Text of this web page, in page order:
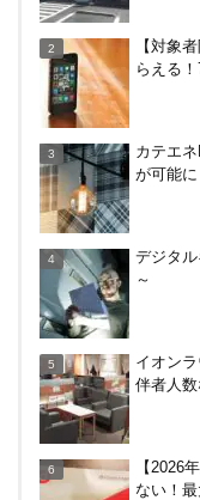
ない！
ICカー
インで
大20％
ーン！
【対象
らえる
カテエ
が可能
デジタ
～
イオン
伴者人
【2026
ない！